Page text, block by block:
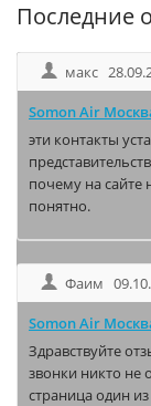
Последние
макс
Somon Air
эти контакты
почему на
понятно.
Фаим
Somon Air
Здравствуйте
звонки никто не
страница один